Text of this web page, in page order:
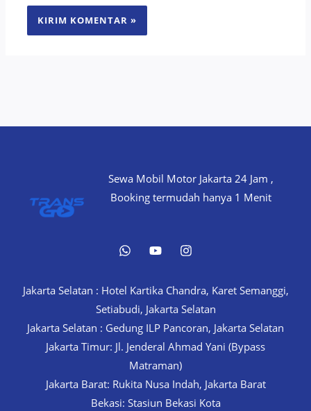
Sewa Mobil Motor Jakarta 24 Jam ,
Booking termudah hanya 1 Menit
Jakarta Selatan : Hotel Kartika Chandra, Karet Semanggi,
Setiabudi, Jakarta Selatan
Jakarta Selatan : Gedung ILP Pancoran, Jakarta Selatan
Jakarta Timur: Jl. Jenderal Ahmad Yani (Bypass
Matraman)
Jakarta Barat: Rukita Nusa Indah, Jakarta Barat
Bekasi: Stasiun Bekasi Kota